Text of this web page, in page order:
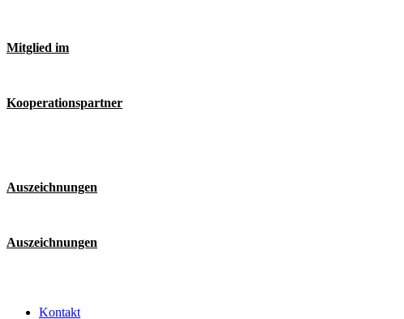
Mitglied im
Kooperationspartner
Auszeichnungen
Auszeichnungen
Kontakt